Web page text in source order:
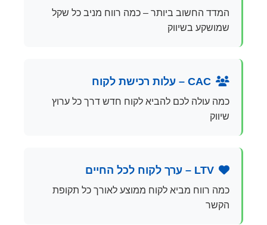
המדד החשוב ביותר – כמה רווח מניב כל שקל
שמושקע בשיווק
CAC – עלות רכישת לקוח
כמה עולה לכם להביא לקוח חדש דרך כל ערוץ
שיווק
LTV – ערך לקוח לכל החיים
כמה רווח מביא לקוח ממוצע לאורך כל תקופת
הקשר